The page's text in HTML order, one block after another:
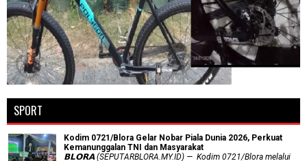
SPORT
Kodim 0721/Blora Gelar Nobar Piala Dunia 2026, Perkuat
Kemanunggalan TNI dan Masyarakat
𝗕𝗟𝗢𝗥𝗔 (SEPUTARBLORA.MY.ID) — Kodim 0721/Blora melalui